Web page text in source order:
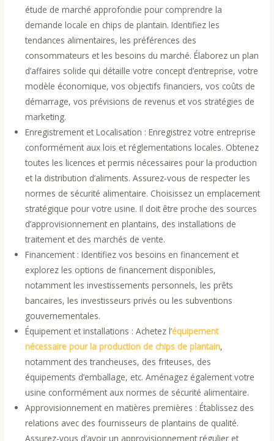
étude de marché approfondie pour comprendre la
demande locale en chips de plantain. Identifiez les
tendances alimentaires, les préférences des
consommateurs et les besoins du marché. Élaborez un plan
d’affaires solide qui détaille votre concept d’entreprise, votre
modèle économique, vos objectifs financiers, vos coûts de
démarrage, vos prévisions de revenus et vos stratégies de
marketing.
Enregistrement et Localisation : Enregistrez votre entreprise
conformément aux lois et réglementations locales. Obtenez
toutes les licences et permis nécessaires pour la production
et la distribution d’aliments. Assurez-vous de respecter les
normes de sécurité alimentaire. Choisissez un emplacement
stratégique pour votre usine. Il doit être proche des sources
d’approvisionnement en plantains, des installations de
traitement et des marchés de vente.
Financement : Identifiez vos besoins en financement et
explorez les options de financement disponibles,
notamment les investissements personnels, les prêts
bancaires, les investisseurs privés ou les subventions
gouvernementales.
Équipement et installations : Achetez l’équipement
nécessaire pour la production de chips de plantain,
notamment des trancheuses, des friteuses, des
équipements d’emballage, etc. Aménagez également votre
usine conformément aux normes de sécurité alimentaire.
Approvisionnement en matières premières : Établissez des
relations avec des fournisseurs de plantains de qualité.
Assurez-vous d’avoir un approvisionnement régulier et